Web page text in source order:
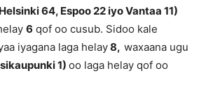
64, Espoo 22 iyo Vantaa 11)
6 qof oo cusub. Sidoo kale
iyagana laga helay8, waxaana ugu
1) oo laga helay qof oo